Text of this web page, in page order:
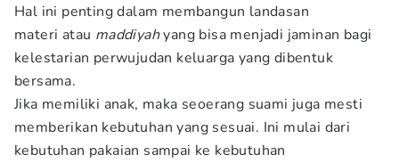
Hal ini penting dalam membangun landasan
materi atau maddiyahyang bisa menjadi jaminan bagi
kelestarian perwujudan keluarga yang dibentuk
bersama.
Jika memiliki anak, maka seoerang suami juga mesti
memberikan kebutuhan yang sesuai. Ini mulai dari
kebutuhan pakaian sampai ke kebutuhan